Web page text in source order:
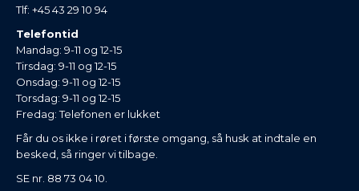
Tlf: +45 43 29 10 94
Telefontid
Mandag: 9-11 og 12-15
Tirsdag: 9-11 og 12-15
Onsdag: 9-11 og 12-15
Torsdag: 9-11 og 12-15
Fredag: Telefonen er lukket
Får du os ikke i røret i første omgang, så husk at indtale en
besked, så ringer vi tilbage.
SE nr. 88 73 04 10.